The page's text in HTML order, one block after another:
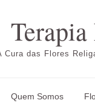
Cura das Flores
Quem Somos